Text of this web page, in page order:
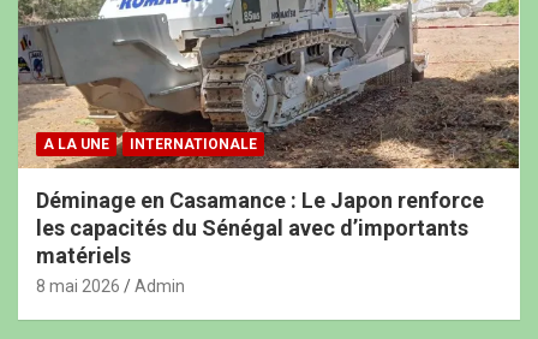
A LA UNE INTERNATIONALE
Déminage en Casamance : Le Japon renforce
les capacités du Sénégal avec d’importants
matériels
8 mai 2026 Admin